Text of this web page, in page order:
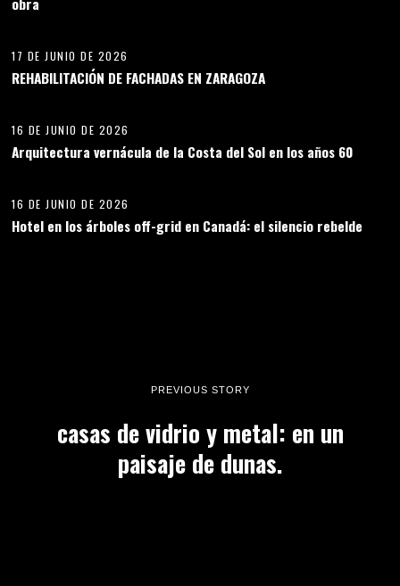
17 DE JUNIO DE 2026
REHABILITACIÓN DE FACHADAS EN ZARAGOZA
16 DE JUNIO DE 2026
Arquitectura vernácula de la Costa del Sol en los años 6014
16 DE JUNIO DE 2026
Hotel en los árboles off-grid en Canadá: el silencio rebelde
PREVIOUS STORY
casas de vidrio y metal: en un
paisaje de dunas.